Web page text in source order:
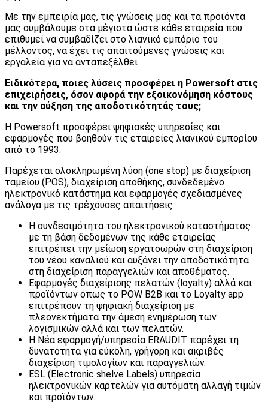
Με την εμπειρία μας, τις γνώσεις μας και τα προϊόντα
μας συμβάλουμε στα μέγιστα ώστε κάθε εταιρεία που
επιθυμεί να συμβαδίζει στο λιανικό εμπόριο του
μέλλοντος, να έχει τις απαιτούμενες γνώσεις και
εργαλεία για να ανταπεξέλθει
Ειδικότερα, ποιες λύσεις προσφέρει η Powersoft στις
επιχειρήσεις, όσον αφορά την εξοικονόμηση κόστους
και την αύξηση της αποδοτικότητάς τους;
Η Powersoft προσφέρει ψηφιακές υπηρεσίες και
εφαρμογές που βοηθούν τις εταιρείες λιανικού εμπορίου
από το 1993.
Παρέχεται ολοκληρωμένη λύση (one stop) με διαχείριση
ταμείου (POS), διαχείριση αποθήκης, συνδεδεμένο
ηλεκτρονικό κατάστημα και εφαρμογές σχεδιασμένες
ανάλογα με τις τρέχουσες απαιτήσεις
Η συνδεσιμότητα του ηλεκτρονικού καταστήματος
με τη βάση δεδομένων της κάθε εταιρείας
επιτρέπει την μείωση εργατοωρών στη διαχείριση
του νέου καναλιού και αυξάνει την αποδοτικότητα
στη διαχείριση παραγγελιών και αποθέματος.
Εφαρμογές διαχείρισης πελατών (loyalty) αλλά και
προϊόντων όπως το POW B2B και το Loyalty app
επιτρέπουν τη ψηφιακή διαχείριση με
πλεονεκτήματα την άμεση ενημέρωση των
λογισμικών αλλά και των πελατών.
Η Νέα εφαρμογή/υπηρεσία ERAUDIT παρέχει τη
δυνατότητα για εύκολη, γρήγορη και ακριβές
διαχείριση τιμολογίων και παραγγελιών.
ESL (Electronic shelve Labels) υπηρεσία
ηλεκτρονικών καρτελών για αυτόματη αλλαγή τιμών
και προϊόντων.